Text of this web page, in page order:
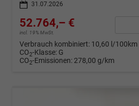
31.07.2026
52.764,– €
incl. 19% MwSt.
Verbrauch kombiniert: 10,60 l/100km
CO2-Klasse: G
CO2-Emissionen: 278,00 g/km